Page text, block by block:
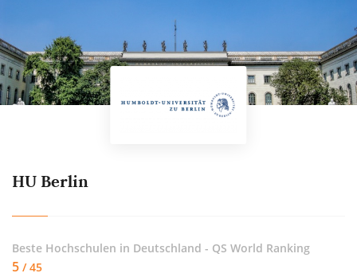
HU Berlin
Beste Hochschulen in Deutschland - QS World Ranking
5 / 45